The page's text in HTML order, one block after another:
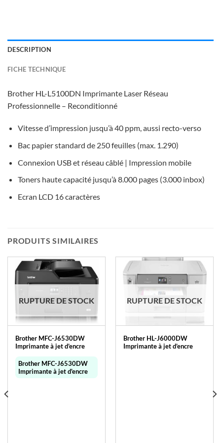
DESCRIPTION
FICHE TECHNIQUE
Brother HL-L5100DN Imprimante Laser Réseau
Professionnelle – Reconditionné
Vitesse d’impression jusqu’à 40 ppm, aussi recto-verso
Bac papier standard de 250 feuilles (max. 1.290)
Connexion USB et réseau câblé | Impression mobile
Toners haute capacité jusqu’à 8.000 pages (3.000 inbox)
Ecran LCD 16 caractères
PRODUITS SIMILAIRES
RUPTURE DE STOCK
Brother MFC-J6530DW
Imprimante à jet d’encre
Brother MFC-J6530DW
Imprimante à jet d'encre
RUPTURE DE STOCK
Brother HL-J6000DW
Imprimante à jet d’encre